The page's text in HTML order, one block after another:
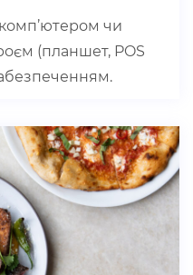
чи
(планшет, POS